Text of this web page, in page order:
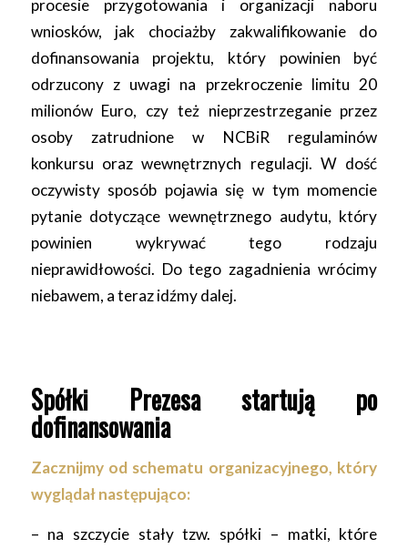
procesie przygotowania i organizacji naboru
wniosków, jak chociażby zakwalifikowanie do
dofinansowania projektu, który powinien być
odrzucony z uwagi na przekroczenie limitu 20
milionów Euro, czy też nieprzestrzeganie przez
osoby zatrudnione w NCBiR regulaminów
konkursu oraz wewnętrznych regulacji. W dość
oczywisty sposób pojawia się w tym momencie
pytanie dotyczące wewnętrznego audytu, który
powinien wykrywać tego rodzaju
nieprawidłowości. Do tego zagadnienia wrócimy
niebawem, a teraz idźmy dalej.
Spółki Prezesa startują po
dofinansowania
Zacznijmy od schematu organizacyjnego, który
wyglądał następująco:
– na szczycie stały tzw. spółki – matki, które